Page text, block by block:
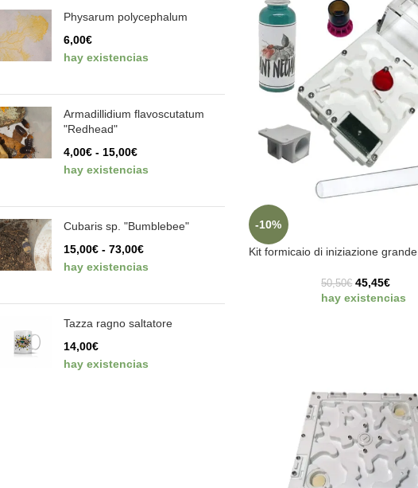
Physarum polycephalum
6,00€
hay existencias
Armadillidium flavoscutatum
"Redhead"
4,00€ - 15,00€
hay existencias
Cubaris sp. "Bumblebee"
15,00€ - 73,00€
hay existencias
Tazza ragno saltatore
14,00€
hay existencias
-10%
Kit formicaio di iniziazione grande
50,50€ 45,45€
hay existencias